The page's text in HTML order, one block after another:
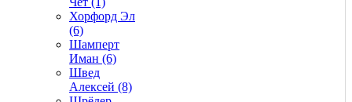
Хорфорд Эл
(6)
Шамперт
Иман (6)
Швед
Алексей (8)